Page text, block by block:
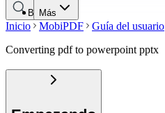
Más
Buscar
Inicio MobiPDF
Guía del usuario
Converting pdf to powerpoint pptx